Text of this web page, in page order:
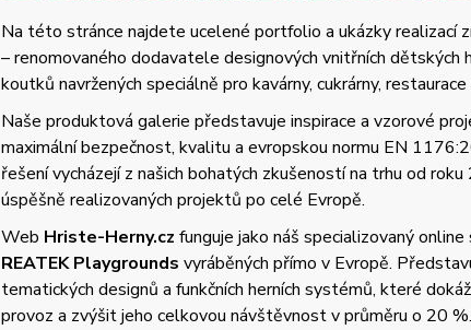
Na této stránce najdete ucelené portfolio a ukázky realizací
– renomovaného dodavatele designových vnitřních dětských
koutků navržených speciálně pro kavárny, cukrárny,
Naše produktová galerie představuje inspirace a vzorové
maximální bezpečnost, kvalitu a evropskou normu EN
řešení vycházejí z našich bohatých zkušeností na trhu od
úspěšně realizovaných projektů po celé Evropě.
Web Hriste-Herny.cz funguje jako náš specializovaný
REATEK Playgrounds vyráběných přímo v Evropě.
tematických designů a funkčních herních systémů, které
provoz a zvýšit jeho celkovou návštěvnost v průměru o 20 %.